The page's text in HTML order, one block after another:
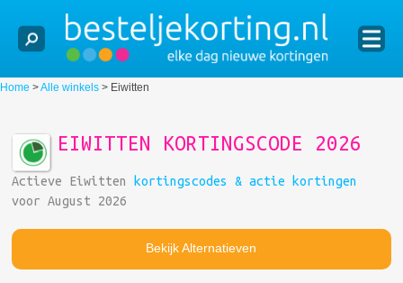
Home >Alle winkels > Eiwitten
EIWITTEN KORTINGSCODE 2026
Actieve Eiwitten kortingscodes & actie kortingen
voor August 2026
Bekijk Alternatieven